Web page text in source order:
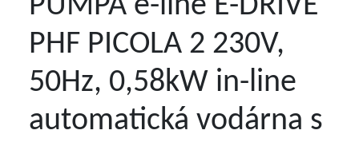
PHF PICOLA 2 230V,
50Hz, 0,58kW in-line
automatická vodárna s